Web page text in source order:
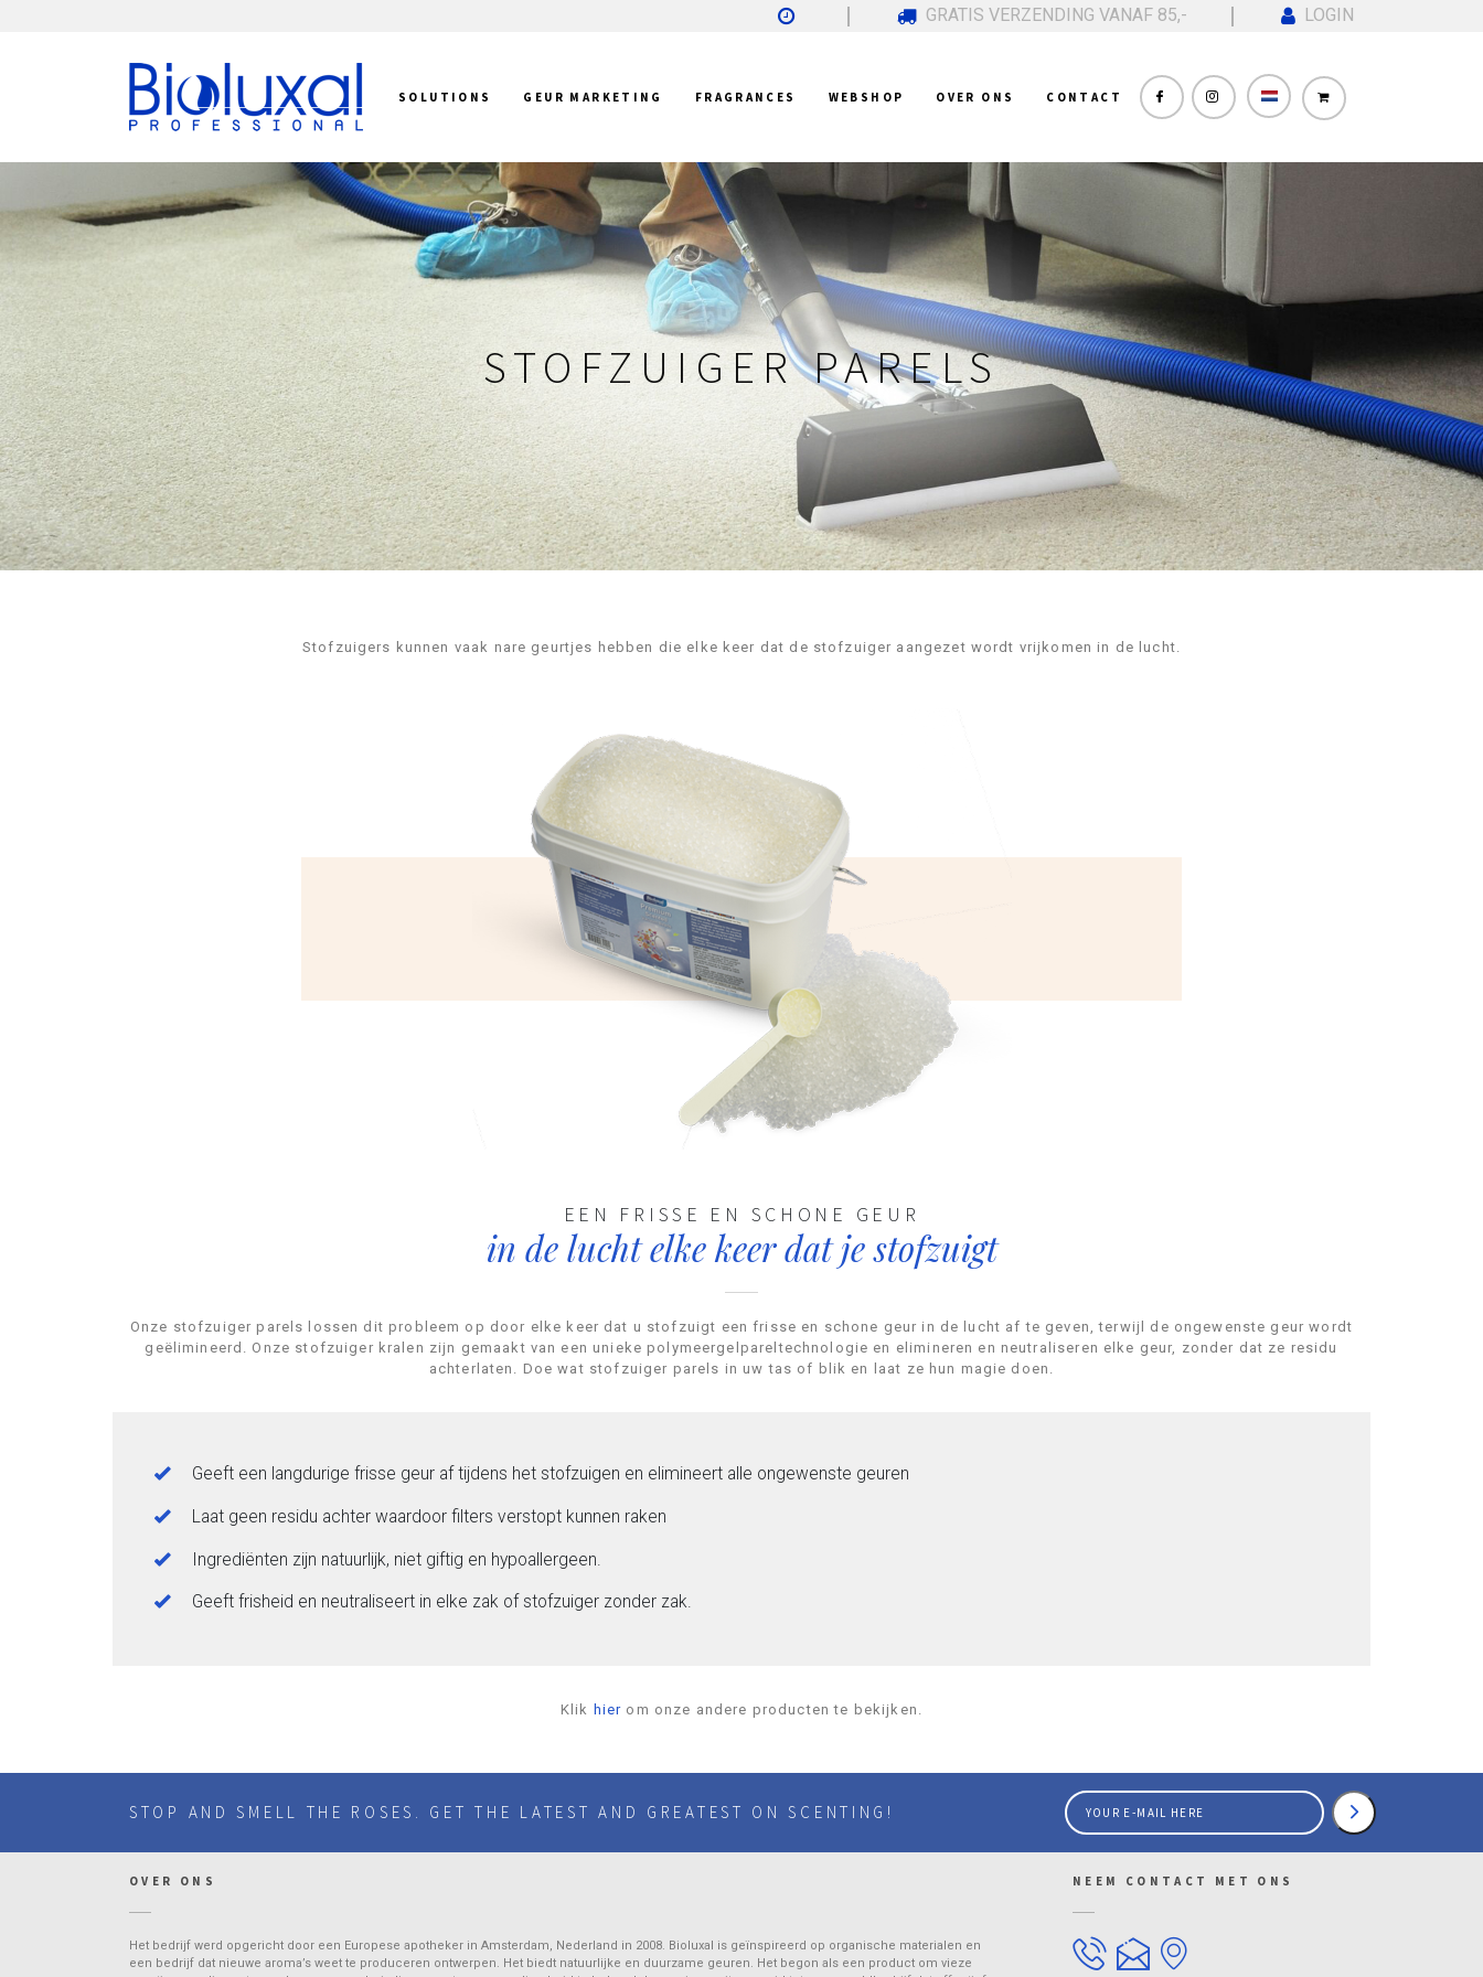
GRATIS VERZENDING VANAF 85,- LOGIN
SOLUTIONS
ESSENTIELE OLIËN VERSTUIVER
LUXURY LINE – KAMERSPRAY
STOFZUIGER PARELS
GEURSTOKJES
SIGNATURE GEUREN
GEUR MARKETING
CREËER GEUREN MET ONS
FRAGRANCES
WEBSHOP
OVER ONS CONTACT
STOFZUIGER PARELS
Stofzuigers kunnen vaak nare geurtjes hebben die elke keer dat de stofzuiger aangezet wordt vrijkomen in de lucht.
EEN FRISSE EN SCHONE GEUR
in de lucht elke keer dat je stofzuigt
Onze stofzuiger parels lossen dit probleem op door elke keer dat u stofzuigt een frisse en schone geur in de lucht af te geven, terwijl de ongewenste geur wordt
geëlimineerd. Onze stofzuiger kralen zijn gemaakt van een unieke polymeergelpareltechnologie en elimineren en neutraliseren elke geur, zonder dat ze residu
achterlaten. Doe wat stofzuiger parels in uw tas of blik en laat ze hun magie doen.
Geeft een langdurige frisse geur af tijdens het stofzuigen en elimineert alle ongewenste geuren
Laat geen residu achter waardoor filters verstopt kunnen raken
Ingrediënten zijn natuurlijk, niet giftig en hypoallergeen.
Geeft frisheid en neutraliseert in elke zak of stofzuiger zonder zak.
Klik hier om onze andere producten te bekijken.
STOP AND SMELL THE ROSES. GET THE LATEST AND GREATEST ON SCENTING!
OVER ONS
Het bedrijf werd opgericht door een Europese apotheker in Amsterdam, Nederland in 2008. Bioluxal is geïnspireerd op organische materialen en
een bedrijf dat nieuwe aroma’s weet te produceren ontwerpen. Het biedt natuurlijke en duurzame geuren. Het begon als een product om vieze
NEEM CONTACT MET ONS